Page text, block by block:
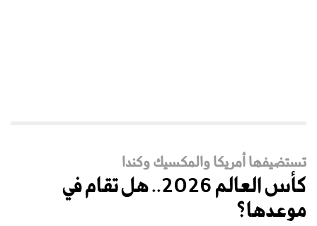
تستضيفها أمريكا والمكسيك وكندا
كأس العالم 2026.. هل تقام في
موعدها؟